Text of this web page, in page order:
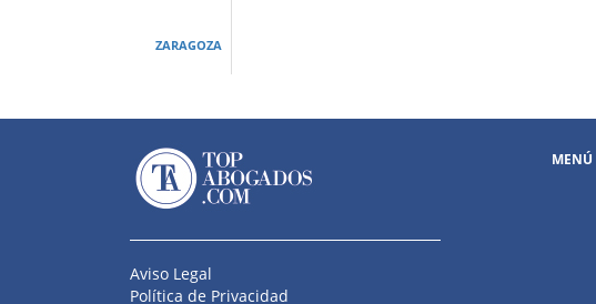
ZARAGOZA
Aviso Legal
Política de Privacidad
MENÚ